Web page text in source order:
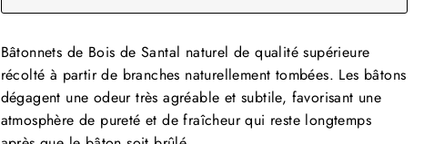
Bâtonnets de Bois de Santal naturel de qualité supérieure
récolté à partir de branches naturellement tombées. Les bâtons
dégagent une odeur très agréable et subtile, favorisant une
atmosphère de pureté et de fraîcheur qui reste longtemps